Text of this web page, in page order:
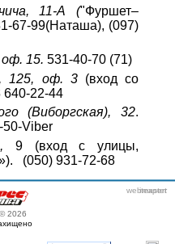
11-А ("Фуршет­–
67-99(Наташа), (097)
оф. 15. 531-40-70 (71)
125, оф. 3(вход со
640-22-44
(Виборгская), 32.
50-Viber
9 (вход с улицы,
(050) 931-72-68
2026
webmaster
itexpert